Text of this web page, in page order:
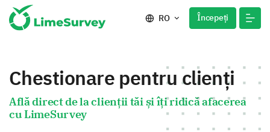
RO Începeți
Chestionare pentru clienți
Află direct de la clienții tăi și îți ridică afacerea
cu LimeSurvey